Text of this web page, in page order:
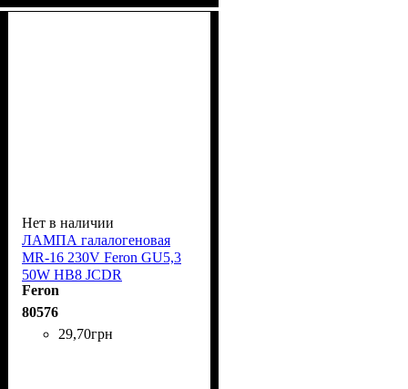
Нет в наличии
ЛАМПА галалогеновая
MR-16 230V Feron GU5,3
50W HB8 JCDR
Feron
80576
29,70грн